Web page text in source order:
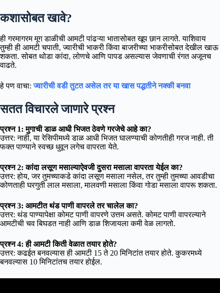
कशासोबत खावे?
ही गरमागरम मूग डाळीची आमटी पांढऱ्या भातासोबत खूप छान लागते. याशिवाय
तुम्ही ही आमटी चपाती, ज्वारीची भाकरी किंवा बाजरीच्या भाकरीसोबत देखील खाऊ
शकता. सोबत थोडा कांदा, लोणचे आणि पापड असल्यास जेवणाची रंगत अजूनच
वाढते.
हे पण वाचा:ज्वारीची वडी तुटत असेल तर या खास पद्धतीने नक्की बनवा
सतत विचारले जाणारे प्रश्न
प्रश्न 1: मुगाची डाळ आधी भिजत ठेवणे गरजेचे आहे का?
उत्तर: नाही, या रेसिपीमध्ये डाळ आधी भिजत घालण्याची कोणतीही गरज नाही. ती
फक्त पाण्याने स्वच्छ धुवून लगेच वापरता येते.
प्रश्न 2: कांदा लसूण मसाल्याऐवजी दुसरा मसाला वापरता येईल का?
उत्तर: होय, जर तुमच्याकडे कांदा लसूण मसाला नसेल, तर तुम्ही तुमच्या आवडीचा
कोणताही घरगुती लाल मसाला, मालवणी मसाला किंवा गोडा मसाला वापरू शकता.
प्रश्न 3: आमटीत थंड पाणी वापरले तर चालेल का?
उत्तर: थंड पाण्यापेक्षा कोमट पाणी वापरणे उत्तम असते. कोमट पाणी वापरल्याने
आमटीची चव बिघडत नाही आणि डाळ शिजायला कमी वेळ लागतो.
प्रश्न 4: ही आमटी किती वेळात तयार होते?
उत्तर: कढईत बनवल्यास ही आमटी 15 ते 20 मिनिटांत तयार होते. कुकरमध्ये
बनवल्यास 10 मिनिटांतच तयार होईल.